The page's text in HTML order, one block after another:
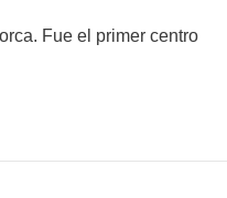
Fue el primer centro